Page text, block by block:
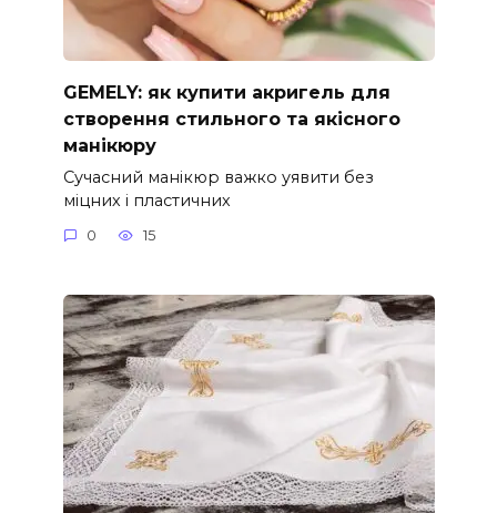
GEMELY: як купити акригель для
створення стильного та якісного
манікюру
Сучасний манікюр важко уявити без
міцних і пластичних
0 15